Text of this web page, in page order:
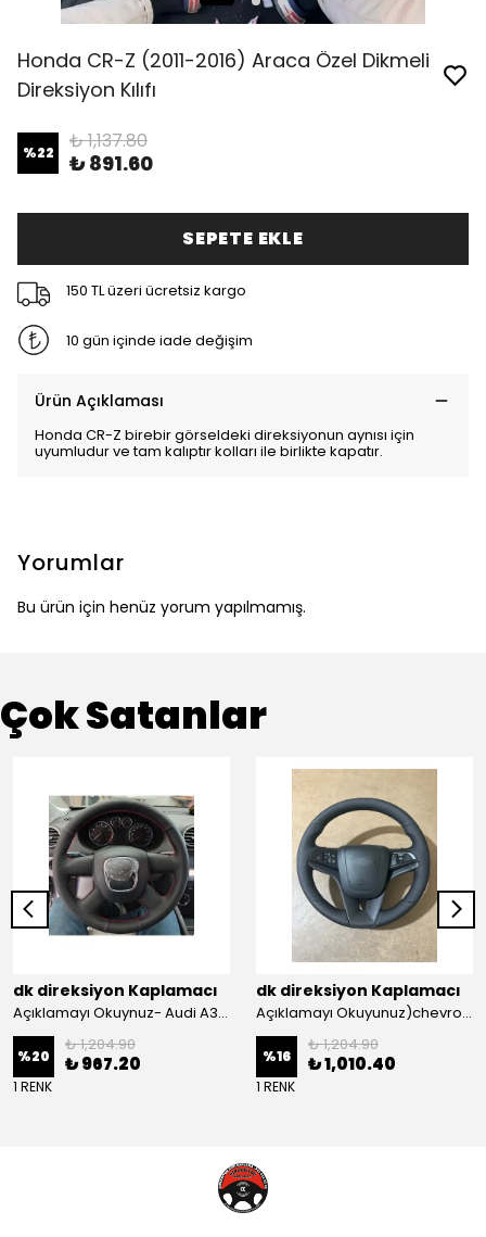
Honda CR-Z (2011-2016) Araca Özel Dikmeli
Direksiyon Kılıfı
%22 ₺ 1,137.80
₺ 891.60
SEPETE EKLE
150 TL üzeri ücretsiz kargo
10 gün içinde iade değişim
Ürün Açıklaması
Honda CR-Z birebir görseldeki direksiyonun aynısı için
uyumludur ve tam kalıptır kolları ile birlikte kapatır.
Yorumlar
Bu ürün için henüz yorum yapılmamış.
Çok Satanlar
dk direksiyon Kaplamacı
Açıklamayı Okuynuz- Audi A3 Sportback Araca Özel Direksiyon Kılıfı Kırmızı Ipli
%20
₺ 1,204.90
₺ 967.20
1 RENK
dk direksiyon Kaplamacı
Açıklamayı Okuyunuz)chevrolet Aveo Lt-ls Araca Özel Direksiyon Kılıfı (plastik Kapaksız Direksiyon
%16
₺ 1,204.90
₺ 1,010.40
1 RENK